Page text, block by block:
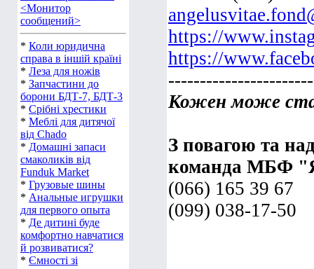
<Монитор
сообщений>
* Коли юридична
справа в іншій країні
* Леза для ножів
* Запчастини до
борони БДТ-7, БДТ-3
* Срібні хрестики
* Меблі для дитячої
від Chado
* Домашні запаси
смаколиків від
Funduk Market
* Грузовые шины
* Анальные игрушки
для первого опыта
* Де дитині буде
комфортно навчатися
й розвиватися?
* Ємності зі
https://
https://
Кожен може
З повагою та
команда МБФ
(066) 165 39 67
(099) 038-17-50